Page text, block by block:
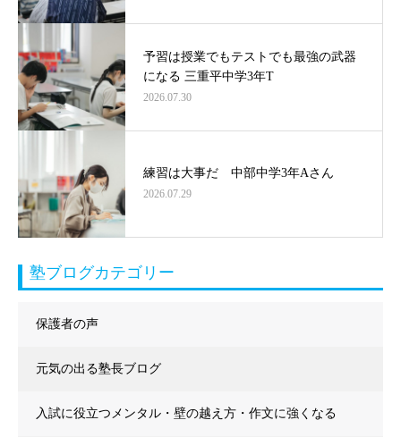
予習は授業でもテストでも最強の武器
になる 三重平中学3年T
2026.07.30
練習は大事だ 中部中学3年Aさん
2026.07.29
塾ブログカテゴリー
保護者の声
元気の出る塾長ブログ
入試に役立つメンタル・壁の越え方・作文に強くなる